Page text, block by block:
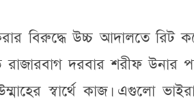
বিরুদ্ধে উচ্চ আদালতে রিট
দরবার শরীফ উনার
স্বার্থে কাজ। এগুলো